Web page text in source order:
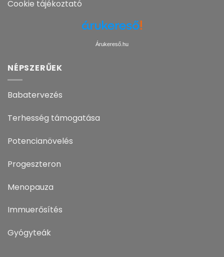
Cookie tájékoztató
Árukereső.hu
NÉPSZERŰEK
Babatervezés
Terhesség támogatása
Potencianövelés
Progeszteron
Menopauza
Immuerősítés
Gyógyteák